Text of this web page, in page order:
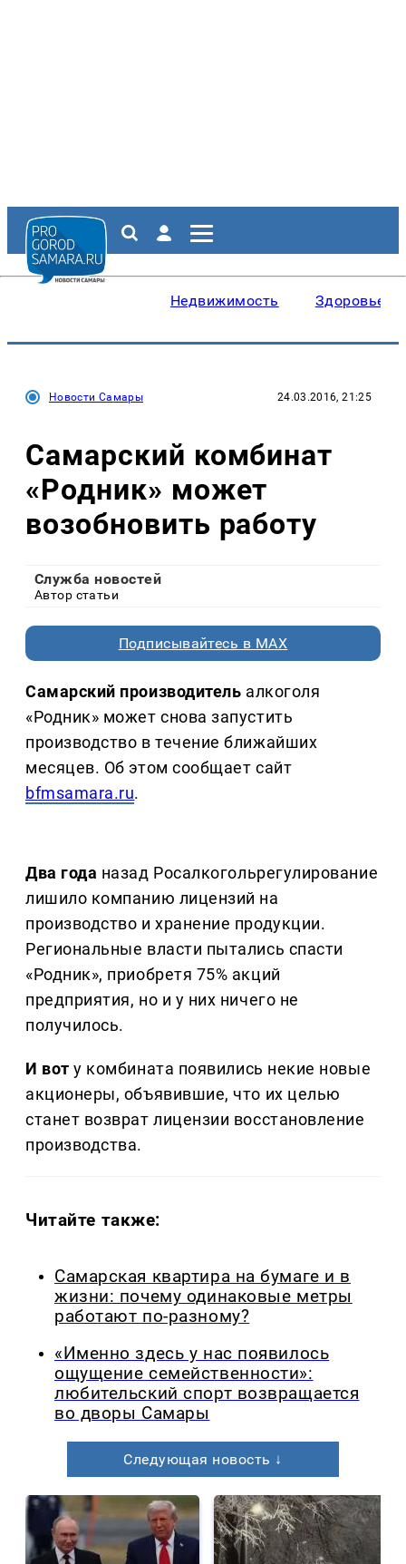
Недвижимость Здоровье
Новости Самары 24.03.2016, 21:25
Самарский комбинат
«Родник» может
возобновить работу
Служба новостей
Автор статьи
Подписывайтесь в MAX
Самарский производитель алкоголя
«Родник» может снова запустить
производство в течение ближайших
месяцев. Об этом сообщает сайт
bfmsamara.ru.
Два года назад Росалкогольрегулирование
лишило компанию лицензий на
производство и хранение продукции.
Региональные власти пытались спасти
«Родник», приобретя 75% акций
предприятия, но и у них ничего не
получилось.
И воту комбината появились некие новые
акционеры, объявившие, что их целью
станет возврат лицензии восстановление
производства.
Читайте также:
Самарская квартира на бумаге и в
жизни: почему одинаковые метры
работают по-разному?
«Именно здесь у нас появилось
ощущение семейственности»:
любительский спорт возвращается
во дворы Самары
Следующая новость ↓